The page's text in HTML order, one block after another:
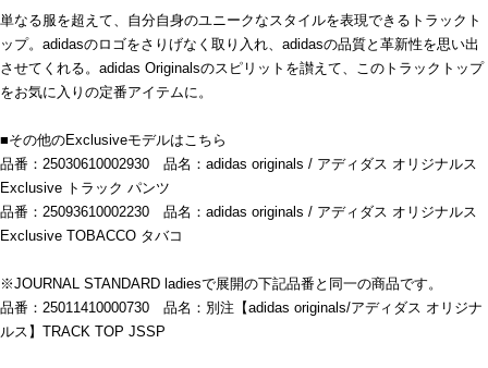
単なる服を超えて、自分自身のユニークなスタイルを表現できるトラックト
ップ。adidasのロゴをさりげなく取り入れ、adidasの品質と革新性を思い出
させてくれる。adidas Originalsのスピリットを讃えて、このトラックトップ
をお気に入りの定番アイテムに。
■その他のExclusiveモデルはこちら
品番：25030610002930 品名：adidas originals / アディダス オリジナルス
Exclusive トラック パンツ
品番：25093610002230 品名：adidas originals / アディダス オリジナルス
Exclusive TOBACCO タバコ
※JOURNAL STANDARD ladiesで展開の下記品番と同一の商品です。
品番：25011410000730 品名：別注【adidas originals/アディダス オリジナ
ルス】TRACK TOP JSSP